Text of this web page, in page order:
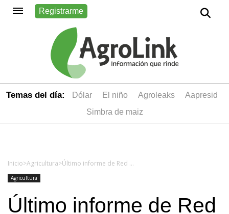
Registrarme
Temas del día: dólar el niño Agroleaks
aapresid
simbra de maiz
Inicio>Agricultura> Último informe de Red MIP de la campaña: Dalbulus maidis lidera el ranking
Agricultura
Último informe de Red